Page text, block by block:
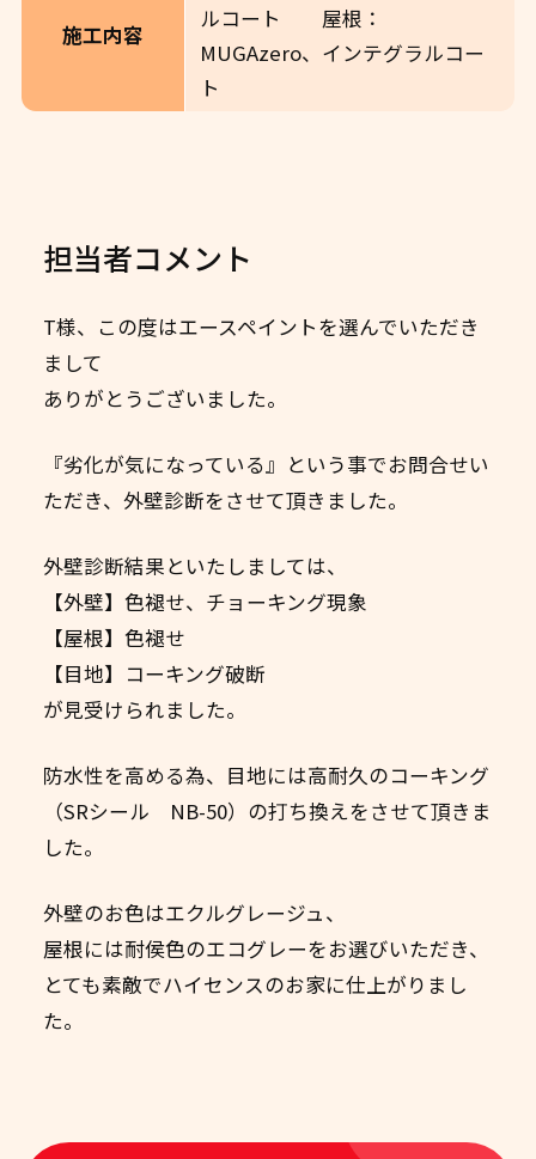
施工内容
ルコート 屋根：
MUGAzero、インテグラルコー
ト
担当者コメント
T様、この度はエースペイントを選んでいただき
まして
ありがとうございました。
『劣化が気になっている』という事でお問合せい
ただき、外壁診断をさせて頂きました。
外壁診断結果といたしましては、
【外壁】色褪せ、チョーキング現象
【屋根】色褪せ
【目地】コーキング破断
が見受けられました。
防水性を高める為、目地には高耐久のコーキング
（SRシール NB-50）の打ち換えをさせて頂きま
した。
外壁のお色はエクルグレージュ、
屋根には耐侯色のエコグレーをお選びいただき、
とても素敵でハイセンスのお家に仕上がりまし
た。